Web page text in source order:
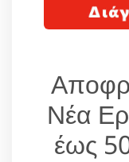
Νέα
έως